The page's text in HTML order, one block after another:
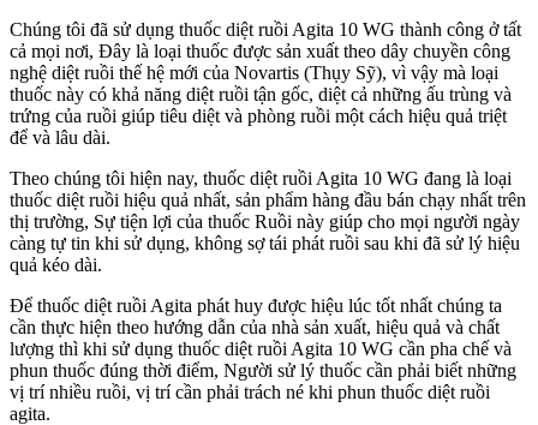
Chúng tôi đã sử dụng thuốc diệt ruồi Agita 10 WG thành công ở tất
cả mọi nơi, Đây là loại thuốc được sản xuất theo dây chuyền công
nghệ diệt ruồi thế hệ mới của Novartis (Thụy Sỹ), vì vậy mà loại
thuốc này có khả năng diệt ruồi tận gốc, diệt cả những ấu trùng và
trứng của ruồi giúp tiêu diệt và phòng ruồi một cách hiệu quả triệt
để và lâu dài.
Theo chúng tôi hiện nay, thuốc diệt ruồi Agita 10 WG đang là loại
thuốc diệt ruồi hiệu quả nhất, sản phẩm hàng đầu bán chạy nhất trên
thị trường, Sự tiện lợi của thuốc Ruồi này giúp cho mọi người ngày
càng tự tin khi sử dụng, không sợ tái phát ruồi sau khi đã sử lý hiệu
quả kéo dài.
Để thuốc diệt ruồi Agita phát huy được hiệu lúc tốt nhất chúng ta
cần thực hiện theo hướng dẫn của nhà sản xuất, hiệu quả và chất
lượng thì khi sử dụng thuốc diệt ruồi Agita 10 WG cần pha chế và
phun thuốc đúng thời điểm, Người sử lý thuốc cần phải biết những
vị trí nhiều ruồi, vị trí cần phải trách né khi phun thuốc diệt ruồi
agita.